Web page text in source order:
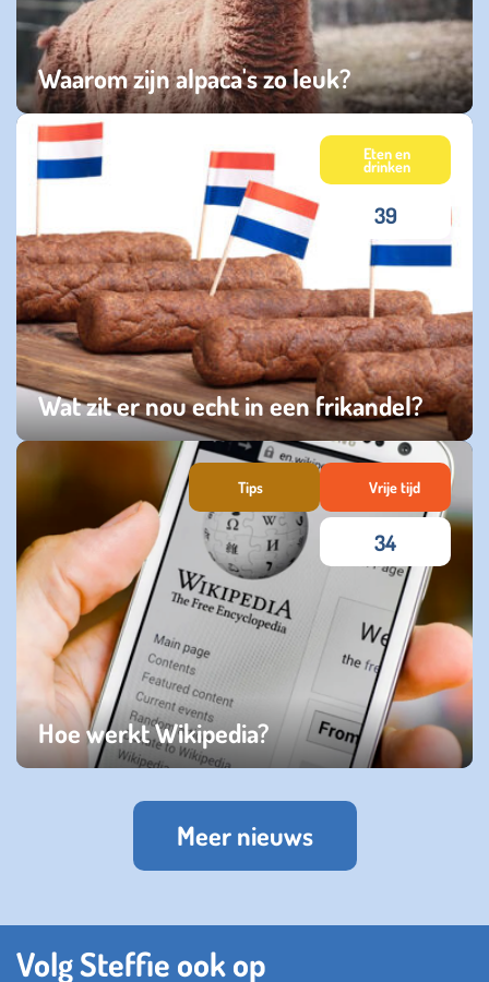
Waarom zijn alpaca's zo leuk?
woensdag 26 maart 2025
Wat zit er nou echt in een frikandel?
woensdag 05 februari 2025
Eten en
drinken
39
Hoe werkt Wikipedia?
Tips Vrije tijd
34
Meer nieuws
Volg Steffie ook op